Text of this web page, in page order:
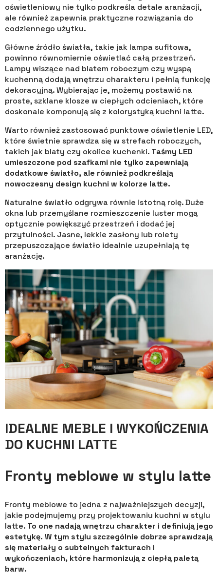
oświetleniowy nie tylko podkreśla detale aranżacji,
ale również zapewnia praktyczne rozwiązania do
codziennego użytku.
Główne źródło światła, takie jak lampa sufitowa,
powinno równomiernie oświetlać całą przestrzeń.
Lampy wiszące nad blatem roboczym czy wyspą
kuchenną dodają wnętrzu charakteru i pełnią funkcję
dekoracyjną. Wybierając je, możemy postawić na
proste, szklane klosze w ciepłych odcieniach, które
doskonale komponują się z kolorystyką kuchni latte.
Warto również zastosować punktowe oświetlenie LED,
które świetnie sprawdza się w strefach roboczych,
takich jak blaty czy okolice kuchenki. Taśmy LED
umieszczone pod szafkami nie tylko zapewniają
dodatkowe światło, ale również podkreślają
nowoczesny design kuchni w kolorze latte.
Naturalne światło odgrywa równie istotną rolę. Duże
okna lub przemyślane rozmieszczenie luster mogą
optycznie powiększyć przestrzeń i dodać jej
przytulności. Jasne, lekkie zasłony lub rolety
przepuszczające światło idealnie uzupełniają tę
aranżację.
IDEALNE MEBLE I WYKOŃCZENIA
DO KUCHNI LATTE
Fronty meblowe w stylu latte
Fronty meblowe to jedna z najważniejszych decyzji,
jakie podejmujemy przy projektowaniu kuchni w stylu
latte. To one nadają wnętrzu charakter i definiują jego
estetykę. W tym stylu szczególnie dobrze sprawdzają
się materiały o subtelnych fakturach i
wykończeniach, które harmonizują z ciepłą paletą
barw.